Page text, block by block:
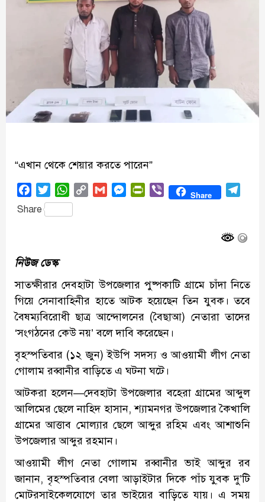
“এখান থেকে শেয়ার করতে পারেন”
FacebookTwitterWhatsApp
Copy
Gmail MessengerPrintFriendly
Viber Share
Share
নিউজ ডেস্ক
সাতক্ষীরার দেবহাটা উপজেলার পুষ্পকাটি গ্রামে চাঁদা নিতে
গিয়ে সেনাবাহিনীর হাতে আটক হয়েছেন তিন যুবক। তবে
বৈষম্যবিরোধী ছাত্র আন্দোলনের (বৈছাআ) নেতারা তাদের
‘সংগঠনের কেউ নয়’ বলে দাবি করেছেন।
বৃহস্পতিবার (১২ জুন) ইউপি সদস্য ও আওয়ামী লীগ নেতা
গোলাম রব্বানীর বাড়িতে এ ঘটনা ঘটে।
আটকরা হলেন—দেবহাটা উপজেলার বহেরা গ্রামের আব্দুল
আলিমের ছেলে নাহিদ হাসান, শ্যামনগর উপজেলার কৈখালি
গ্রামের আত্তাব মোল্যার ছেলে আব্দুর রহিম এবং আশাশুনি
উপজেলার আব্দুর রহমান।
আওয়ামী লীগ নেতা গোলাম রব্বানীর ভাই আব্দুর রব
জানান, বৃহস্পতিবার বেলা আড়াইটার দিকে পাঁচ যু্বক দু’টি
মোটরসাইকেলযোগে তার ভাইয়ের বাড়িতে যায়। এ সময়